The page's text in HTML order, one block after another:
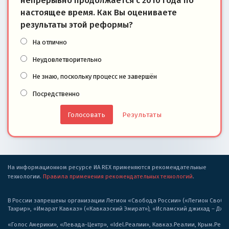
настоящее время. Как Вы оцениваете
результаты этой реформы?
На отлично
Неудовлетворительно
Не знаю, поскольку процесс не завершён
Посредственно
Результаты
На информационном ресурсе ИА REX применяются рекомендательные
технологии. Правила применения рекомендательных технологий.
В России запрещены организации Легион «Свобода России» («Легион
Тахрир», «Имарат Кавказ» («Кавказский Эмират»), «Исламский джихад –
«Голос Америки», «Левада-Центр», «Idel.Реалии», Кавказ.Реалии,